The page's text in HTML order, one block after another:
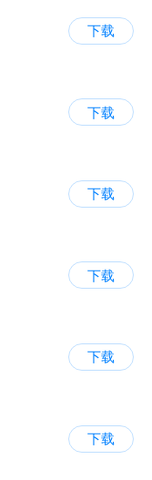
下载
下载
下载
下载
下载
下载